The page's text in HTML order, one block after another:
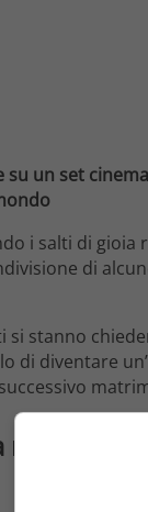
su un set
i salti di
di
stanno
di diventare